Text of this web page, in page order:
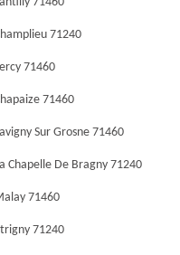
71240
71460
71460
Sur Grosne 71460
Chapelle De Bragny 71240
71460
71240